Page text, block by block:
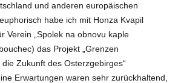
und anderen europäischen
habe ich mit Honza Kvapil
Verein „Spolek na obnovu kaple
das Projekt „Grenzen
Zukunft des Ost­erzgebirges“
Erwartungen waren sehr zurückhal­tend,